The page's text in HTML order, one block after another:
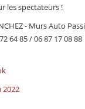
les spectateurs !
- Murs Auto
64 85 / 06 87 17 08 88